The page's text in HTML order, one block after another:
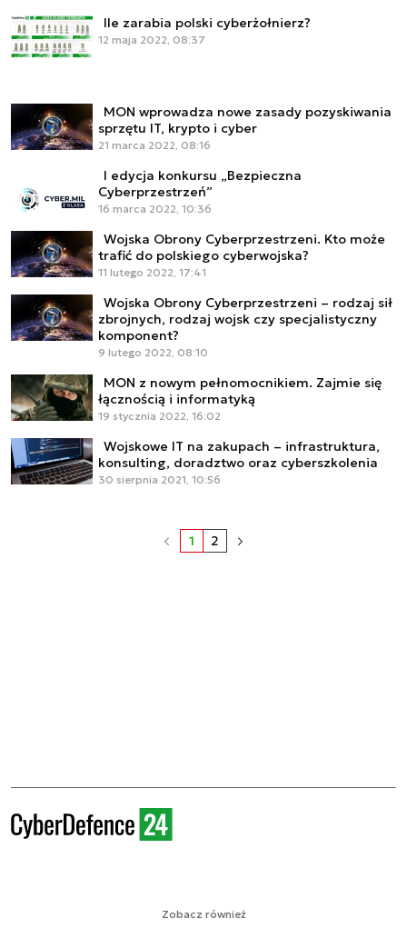
Ile zarabia polski cyberżołnierz?
12 maja 2022, 08:37
MON wprowadza nowe zasady pozyskiwania
sprzętu IT, krypto i cyber
21 marca 2022, 08:16
I edycja konkursu „Bezpieczna
Cyberprzestrzeń”
16 marca 2022, 10:36
Wojska Obrony Cyberprzestrzeni. Kto może
trafić do polskiego cyberwojska?
11 lutego 2022, 17:41
Wojska Obrony Cyberprzestrzeni – rodzaj sił
zbrojnych, rodzaj wojsk czy specjalistyczny
komponent?
9 lutego 2022, 08:10
MON z nowym pełnomocnikiem. Zajmie się
łącznością i informatyką
19 stycznia 2022, 16:02
Wojskowe IT na zakupach – infrastruktura,
konsulting, doradztwo oraz cyberszkolenia
30 sierpnia 2021, 10:56
1 2
Zobacz również